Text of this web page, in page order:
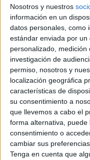
Nosotros y nuestros
información en un
datos personales, como
estándar enviada por
personalizado,
investigación de
permiso, nosotros y
localización geográfica
características de
su consentimiento a
que llevemos a cabo el
forma alternativa,
consentimiento o
cambiar sus
Tenga en cuenta que
Para quienes no se
interior, llevarla
también elegir algún
en detalles.
Para rematar su
pendientes largos con
La manicura en tono
makeup, llevó la
ennude .